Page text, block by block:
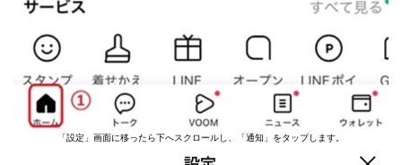
「設定」画面に移ったら下へスクロールし、「通知」をタップします。